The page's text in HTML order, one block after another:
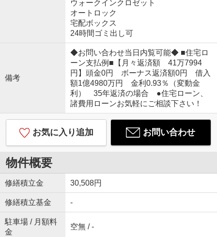
ウォークインクロゼット
オートロック
宅配ボックス
24時間ゴミ出し可
備考
◆お問い合わせ当日内覧可能◆ ■住宅ロ
ーン支払例■【月々返済額 41万7994
円】頭金0円 ボーナス返済額0円 借入
額1億4980万円 金利0.93％（変動金
利） 35年返済の場合 ●住宅ローン、
諸費用ローンお気軽にご相談下さい！
お気に入り追加 お問い合わせ
物件概要
修繕積立金 30,508円
修繕積立基金 -
駐車場 / 月額料
金
空無 / -